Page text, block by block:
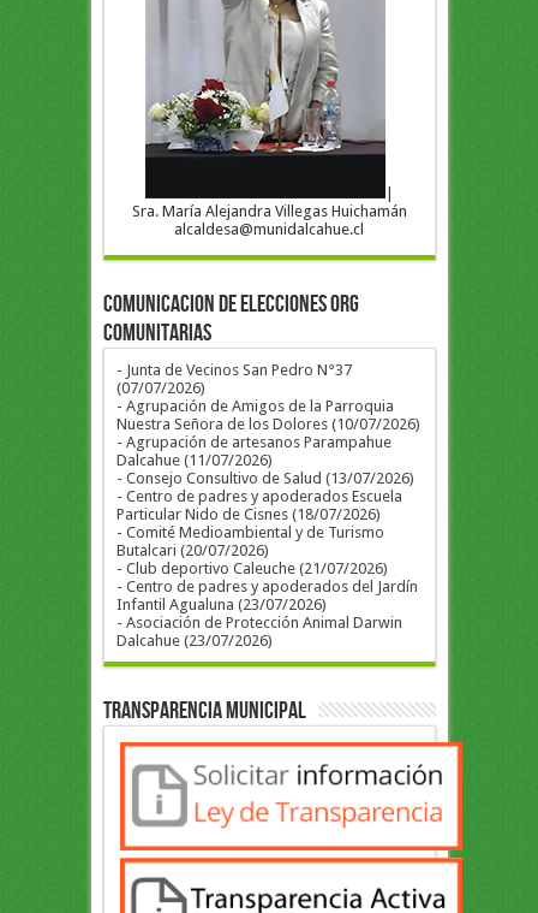
Sra. María Alejandra Villegas Huichamán
alcaldesa@munidalcahue.cl
COMUNICACION DE ELECCIONES ORG
COMUNITARIAS
- Junta de Vecinos San Pedro N°37
(07/07/2026)
- Agrupación de Amigos de la Parroquia
Nuestra Señora de los Dolores (10/07/2026)
- Agrupación de artesanos Parampahue
Dalcahue (11/07/2026)
- Consejo Consultivo de Salud (13/07/2026)
- Centro de padres y apoderados Escuela
Particular Nido de Cisnes (18/07/2026)
- Comité Medioambiental y de Turismo
Butalcari (20/07/2026)
- Club deportivo Caleuche (21/07/2026)
- Centro de padres y apoderados del Jardín
Infantil Agualuna (23/07/2026)
- Asociación de Protección Animal Darwin
Dalcahue (23/07/2026)
Transparencia Municipal